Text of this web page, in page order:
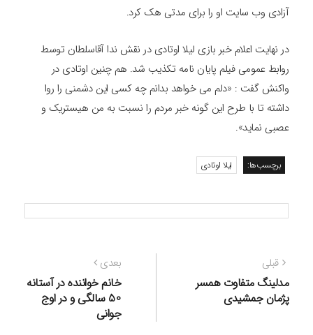
آزادی وب سایت او را برای مدتی هک کرد.
در نهایت اعلام خبر بازی لیلا اوتادی در نقش ندا آقاسلطان توسط
روابط عمومی فیلم پایان نامه تکذیب شد. هم چنین اوتادی در
واکنش گفت : «دلم می خواهد بدانم چه کسی این دشمنی را روا
داشته تا با طرح این گونه خبر مردم را نسبت به من هیستریک و
عصبی نماید».
برچسب‌ها: لیلا اوتادی
راهبری
نوشته
قبلی
قبلی:
مدلینگ متفاوت همسر
پژمان جمشیدی
بعدی
بعدی:
خانم خواننده در آستانه
50 سالگی و در اوج
جوانی